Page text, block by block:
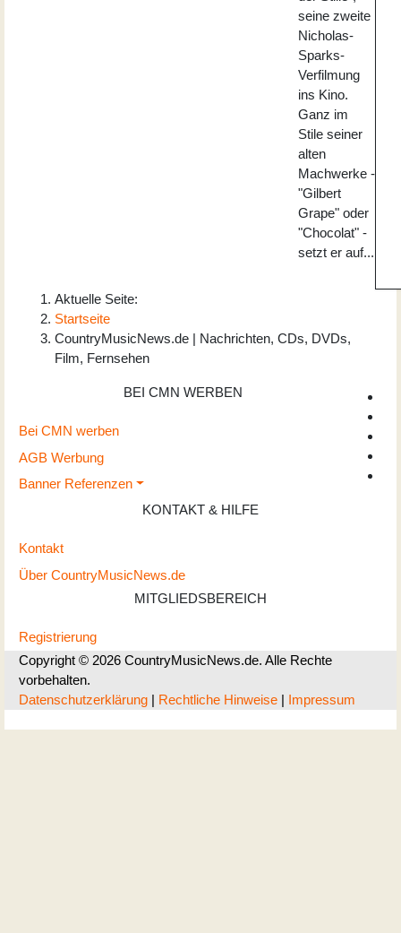
seine zweite
Nicholas-
Sparks-
Verfilmung
ins Kino.
Ganz im
Stile seiner
alten
Machwerke -
"Gilbert
Grape" oder
"Chocolat" -
setzt er auf...
Aktuelle Seite:
Startseite
CountryMusicNews.de | Nachrichten, CDs, DVDs,
Film, Fernsehen
BEI CMN WERBEN
Bei CMN werben
AGB Werbung
Banner Referenzen
KONTAKT & HILFE
Kontakt
Über CountryMusicNews.de
MITGLIEDSBEREICH
Registrierung
Copyright © 2026 CountryMusicNews.de. Alle Rechte
vorbehalten.
Datenschutzerklärung | Rechtliche Hinweise | Impressum